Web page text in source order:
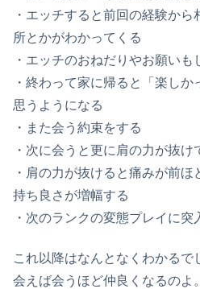
・エッチすると前回の経験か
所とかがわかってくる
・エッチのおねだりやお願いも
・終わって家に帰ると「楽し
思うようになる
・また会う約束をする
・次に会うと更に肩の力が抜
・肩の力が抜けると痛みが前
持ち良さが増幅する
・次のランクの変態プレイに突
これ以降はなんとなくわかるで
会えば会うほど仲良くなるのよ。